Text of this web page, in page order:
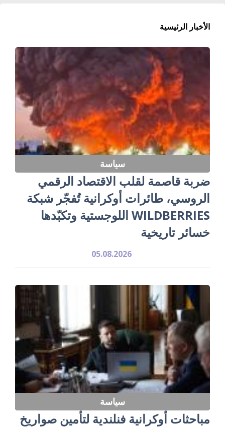
الأخبار الرئيسية
سياسة
ضربة قاصمة لقلب الاقتصاد الرقمي
الروسي، طائرات أوكرانية تُفجّر شبكة
WILDBERRIES اللوجستية وتكبّدها
خسائر تاريخية
05.08.2026
سياسة
مباحثات أوكرانية فنلندية لتأمين صواريخ